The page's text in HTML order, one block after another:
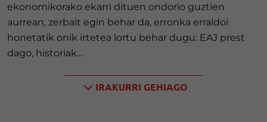
ekonomikorako ekarri dituen ondorio guztien
aurrean, zerbait egin behar da, erronka erraldoi
honetatik onik irtetea lortu behar dugu: EAJ prest
dago, historiak...
IRAKURRI GEHIAGO